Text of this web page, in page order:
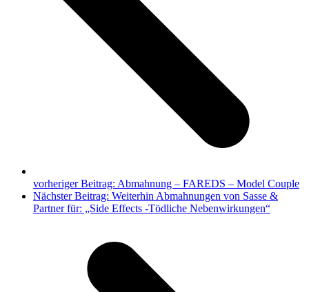
vorheriger Beitrag: Abmahnung – FAREDS – Model Couple
Nächster Beitrag: Weiterhin Abmahnungen von Sasse &
Partner für: „Side Effects -Tödliche Nebenwirkungen“